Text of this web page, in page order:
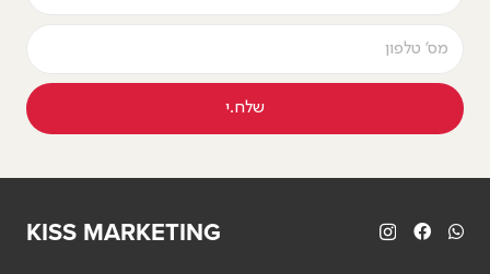
שלח.י
KISS MARKETING